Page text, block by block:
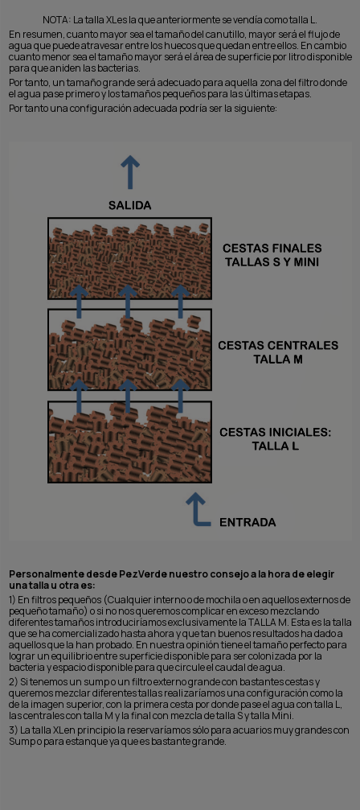
NOTA: La talla XL es la que anteriormente se vendía como talla L.
En resumen, cuanto mayor sea el tamaño del canutillo, mayor será el flujo de
agua que puede atravesar entre los huecos que quedan entre ellos. En cambio
cuanto menor sea el tamaño mayor será el área de superficie por litro disponible
para que aniden las bacterias.
Por tanto, un tamaño grande será adecuado para aquella zona del filtro donde
el agua pase primero y los tamaños pequeños para las últimas etapas.
Por tanto una configuración adecuada podría ser la siguiente:
Personalmente desde PezVerde nuestro consejo a la hora de elegir
una talla u otra es:
1) En filtros pequeños (Cualquier interno o de mochila o en aquellos externos de
pequeño tamaño) o si no nos queremos complicar en exceso mezclando
diferentes tamaños introduciríamos exclusivamente la TALLA M. Esta es la talla
que se ha comercializado hasta ahora y que tan buenos resultados ha dado a
aquellos que la han probado. En nuestra opinión tiene el tamaño perfecto para
lograr un equilibrio entre superficie disponible para ser colonizada por la
bacteria y espacio disponible para que circule el caudal de agua.
2) Si tenemos un sump o un filtro externo grande con bastantes cestas y
queremos mezclar diferentes tallas realizaríamos una configuración como la
de la imagen superior, con la primera cesta por donde pase el agua con talla L,
las centrales con talla M y la final con mezcla de talla S y talla Mini.
3) La talla XL en principio la reservaríamos sólo para acuarios muy grandes con
Sump o para estanque ya que es bastante grande.